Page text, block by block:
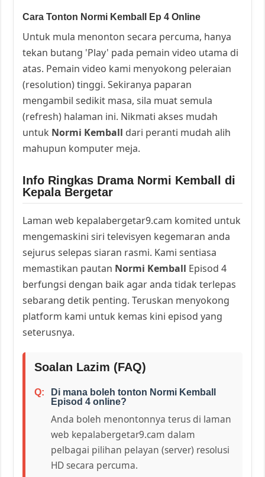
Cara Tonton Normi Kemball Ep 4 Online
Untuk mula menonton secara percuma, hanya
tekan butang 'Play' pada pemain video utama di
atas. Pemain video kami menyokong peleraian
(resolution) tinggi. Sekiranya paparan
mengambil sedikit masa, sila muat semula
(refresh) halaman ini. Nikmati akses mudah
untuk Normi Kemball dari peranti mudah alih
mahupun komputer meja.
Info Ringkas Drama Normi Kemball di
Kepala Bergetar
Laman web kepalabergetar9.cam komited untuk
mengemaskini siri televisyen kegemaran anda
sejurus selepas siaran rasmi. Kami sentiasa
memastikan pautan Normi Kemball Episod 4
berfungsi dengan baik agar anda tidak terlepas
sebarang detik penting. Teruskan menyokong
platform kami untuk kemas kini episod yang
seterusnya.
Soalan Lazim (FAQ)
Di mana boleh tonton Normi Kemball
Episod 4 online?
Anda boleh menontonnya terus di laman
web kepalabergetar9.cam dalam
pelbagai pilihan pelayan (server) resolusi
HD secara percuma.